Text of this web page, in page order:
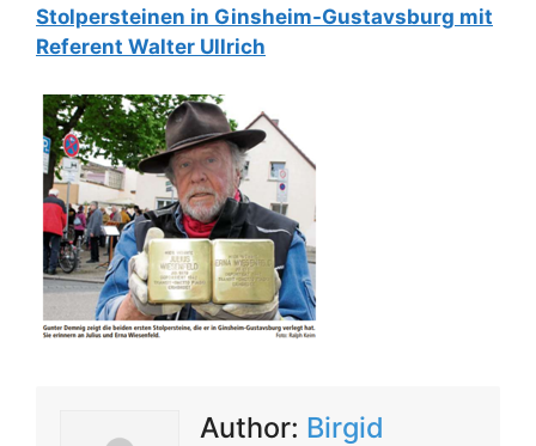
Stolpersteinen in Ginsheim-Gustavsburg mit
Referent Walter Ullrich
Author: Birgid